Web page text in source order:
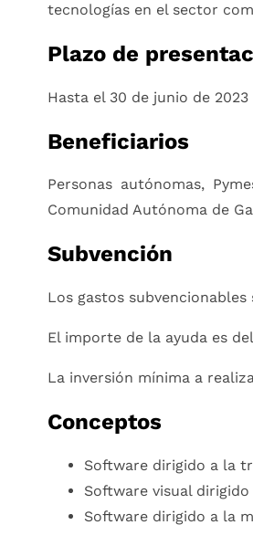
tecnologías en el sector
Plazo de
Hasta el 30 de junio de
Beneficiarios
Personas autónomas,
Comunidad Autónoma de
Subvención
Los gastos
El importe de la ayuda es del
La inversión mínima a
Conceptos
Software dirigido a la
Software visual
Software dirigido a la